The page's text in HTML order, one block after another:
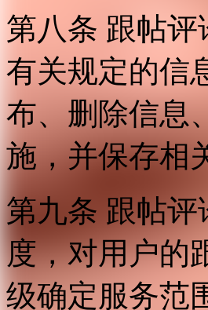
第八条 跟帖
有关规定的信
布、删除信息
施，并保存相
第九条 跟帖
度，对用户的
级确定服务范